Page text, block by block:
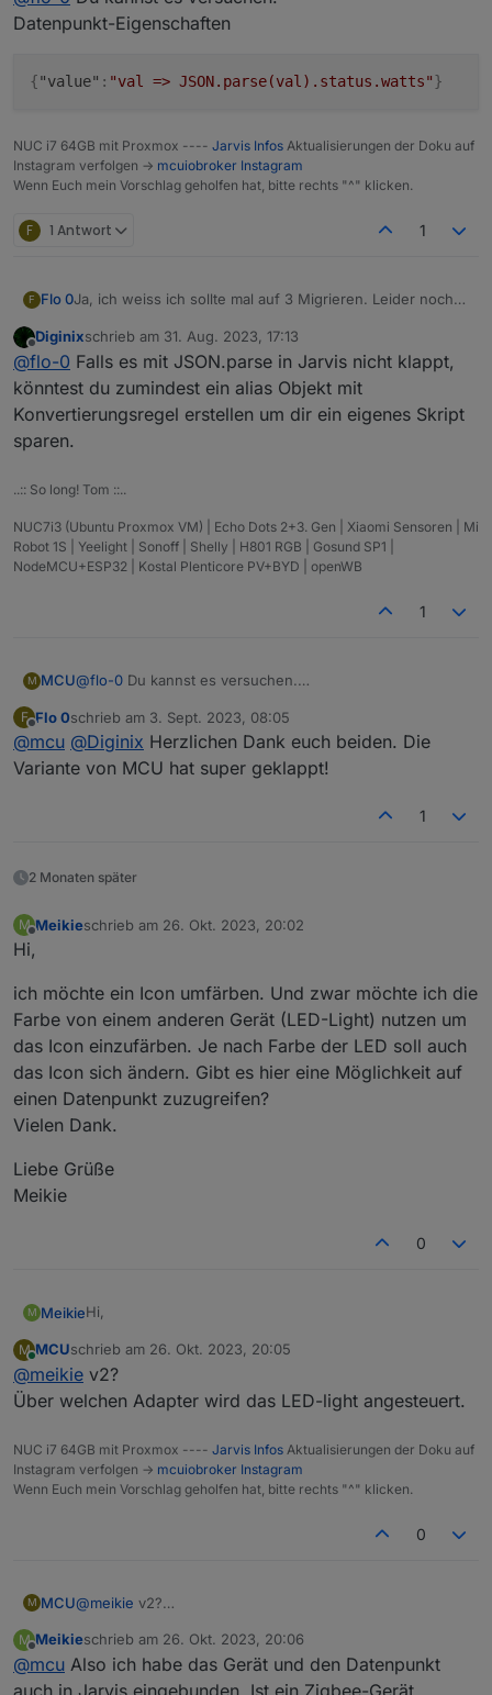
nicht das ganze json selbst?
Würde da nur ungern das ganze selber via JS Script
zerlegen und auf einzelne neue Datenpunkte
Datenpunkt-Eigenschaften
{"value" : "val => JSON.parse(val).status.watts"}
NUC i7 64GB mit Proxmox ---- Jarvis Infos Aktualisierungen der Doku auf
Instagram verfolgen -> mcuiobroker Instagram
Wenn Euch mein Vorschlag geholfen hat, bitte rechts "^" klicken.
F 1 Antwort 1
F Flo 0Ja, ich weiss ich sollte mal auf 3 Migrieren. Leider noch
Ist es möglich mit Jarvis auf einem Datenpunkt welcher
ein json Objekt ist ein einzelner Wert auszugeben und
nicht das ganze json selbst?
Datenpunkt: 0_userdata.0.solar darin den Wert
$status.watts
Würde da nur ungern das ganze selber via JS Script
zerlegen und auf einzelne neue Datenpunkte
zuzuweisen.
Offline
Diginixschrieb am 31. Aug. 2023, 17:13
zuletzt editiert von
@flo-0 Falls es mit JSON.parse in Jarvis nicht klappt,
könntest du zumindest ein alias Objekt mit
Konvertierungsregel erstellen um dir ein eigenes Skript
sparen.
..:: So long! Tom ::..
NUC7i3 (Ubuntu Proxmox VM) | Echo Dots 2+3. Gen | Xiaomi Sensoren | Mi
Robot 1S | Yeelight | Sonoff | Shelly | H801 RGB | Gosund SP1 |
NodeMCU+ESP32 | Kostal Plenticore PV+BYD | openWB
1
M MCU@flo-0 Du kannst es versuchen.
F
Offline
Flo 0schrieb am 3. Sept. 2023, 08:05
zuletzt editiert von
@mcu @Diginix Herzlichen Dank euch beiden. Die
Variante von MCU hat super geklappt!
1
2 Monaten später
M Meikieschrieb am 26. Okt. 2023, 20:02
zuletzt editiert von
Hi,
ich möchte ein Icon umfärben. Und zwar möchte ich die
Farbe von einem anderen Gerät (LED-Light) nutzen um
das Icon einzufärben. Je nach Farbe der LED soll auch
das Icon sich ändern. Gibt es hier eine Möglichkeit auf
einen Datenpunkt zuzugreifen?
Vielen Dank.
Liebe Grüße
Meikie
0
M MeikieHi,
ich möchte ein Icon umfärben. Und zwar möchte ich die
Farbe von einem anderen Gerät (LED-Light) nutzen um
das Icon einzufärben. Je nach Farbe der LED soll auch
das Icon sich ändern. Gibt es hier eine Möglichkeit auf
Vielen Dank.
Liebe Grüße
M
Online
MCUschrieb am 26. Okt. 2023, 20:05
zuletzt editiert von
@meikie v2?
Über welchen Adapter wird das LED-light angesteuert.
NUC i7 64GB mit Proxmox ---- Jarvis Infos Aktualisierungen der Doku auf
Instagram verfolgen -> mcuiobroker Instagram
Wenn Euch mein Vorschlag geholfen hat, bitte rechts "^" klicken.
0
M MCU@meikie v2?
M
Offline
Meikieschrieb am 26. Okt. 2023, 20:06
zuletzt editiert von
@mcu Also ich habe das Gerät und den Datenpunkt
auch in Jarvis eingebunden. Ist ein Zigbee-Gerät.